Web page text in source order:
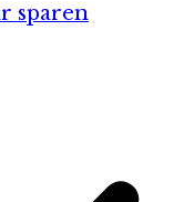
sparen